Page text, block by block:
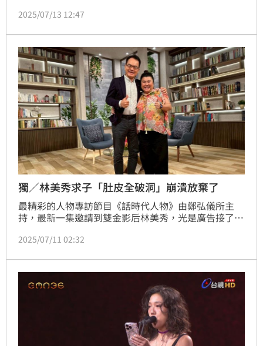
家專訪，今年林美秀以歌手身分，入圍金曲獎台語女歌
美秀演唱一首《思念》贏得滿堂喝采，林美秀說入圍金
曲獎台語女歌手，真的讓她「嚇哭了」。
2025/07/13 12:47
獨／林美秀求子「肚皮全破洞」崩潰放棄了
最精彩的人物專訪節目《話時代人物》由鄭弘儀所主
持，最新一集邀請到雙金影后林美秀，光是廣告接了好
金曲獎。她分享跟老公相識相戀的經過，她在2014年
戀經過，是因為她見到老公為了照顧爸爸暴瘦，發現這
個男生是很有孝心的人。漸漸地越走越近相戀。趙浩雲
2025/07/11 02:32